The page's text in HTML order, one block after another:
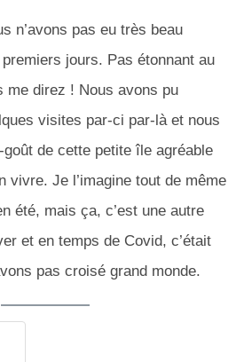
n’avons pas eu très beau
jours. Pas étonnant au
me direz ! Nous avons pu
visites par-ci par-là et nous
de cette petite île agréable
vivre. Je l’imagine tout de même
été, mais ça, c’est une autre
et en temps de Covid, c’était
pas croisé grand monde.